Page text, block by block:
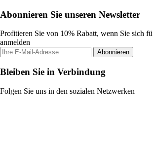
Abonnieren Sie unseren Newsletter
Profitieren Sie von 10% Rabatt, wenn Sie sich
anmelden
Abonnieren
Bleiben Sie in Verbindung
Folgen Sie uns in den sozialen Netzwerken